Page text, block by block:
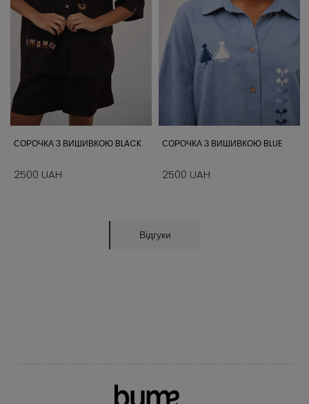
СОРОЧКА З ВИШИВКОЮ BLACK
2500 UAH
СОРОЧКА З ВИШИВКОЮ BLUE
2500 UAH
Відгуки